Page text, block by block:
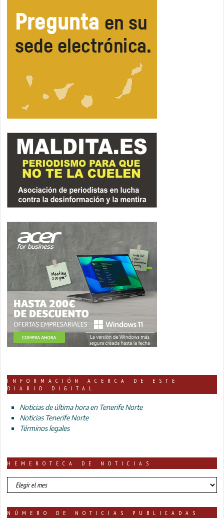
INFORMACIÓN ACERCA DE ESTE
DIARIO DIGITAL
Noticias de última hora en Tenerife Norte
Noticias Tenerife Norte
Términos legales
HEMEROTECA DE NOTICIAS
HEMEROTECA
DE
NÚMERO DE NOTICIAS PUBLICADAS